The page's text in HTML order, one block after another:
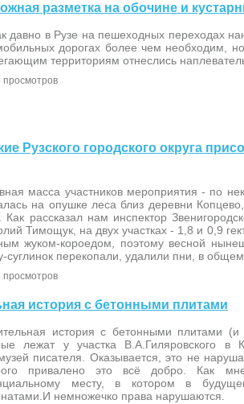
разметка на обочине и
давно в Рузе на пешеходных переходах
дорогах более чем необходим,
территориям отнеслись
просмотров
Рузского городского округа
масса участников мероприятия - по
на опушке леса близ деревни
Как рассказал нам инспектор
Тимощук, на двух участках - 1,8 и 0,9
жуком-короедом, поэтому весной
суглинок перекопали, удалили пни, в
просмотров
история с бетонными плитами
история с бетонными плитами
лежат у участка В.А.Гиляровского в
писателя. Оказывается, это не
привалено это всё добро. Как
месту, в котором в
немножечко права нарушаются.